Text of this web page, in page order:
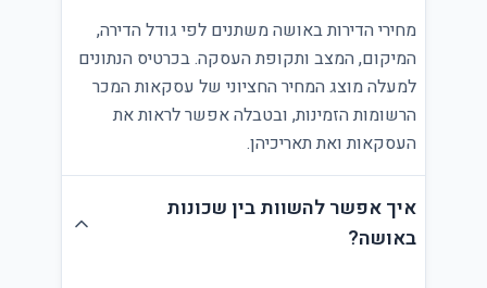
מחירי הדירות באושה משתנים לפי גודל הדירה,
המיקום, המצב ותקופת העסקה. בכרטיס הנתונים
למעלה מוצג המחיר החציוני של עסקאות המכר
הרשומות הזמינות, ובטבלה אפשר לראות את
העסקאות ואת תאריכיהן.
איך אפשר להשוות בין שכונות
באושה?